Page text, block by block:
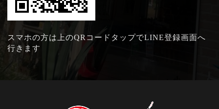
スマホの方は上のQRコードタップでLINE登録画面へ
行きます